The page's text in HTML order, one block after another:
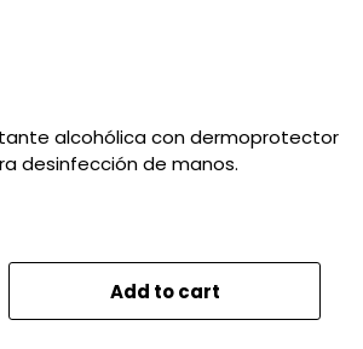
alcohólica con dermoprotector
desinfección de manos.
Add to cart